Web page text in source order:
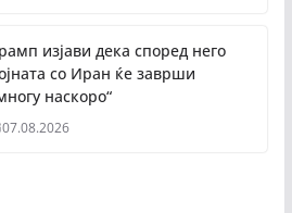
изјави дека според него
со Иран ќе заврши
наскоро“
07.08.2026